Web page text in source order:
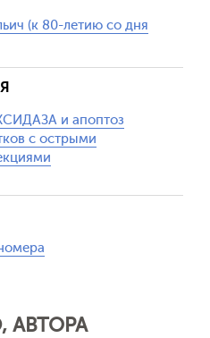
(к 80-летию со дня
и апоптоз
с острыми
АВТОРА